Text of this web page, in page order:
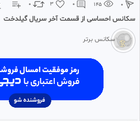
0 3 0 145 0
سکانس احساسی از قسمت آخر سریال گیلدخت
سکانسی از قسمت آخر سریال گیلدخت
سکانس برتر